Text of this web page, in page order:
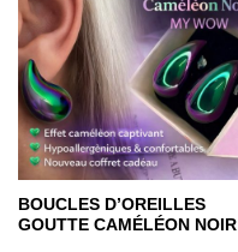
BOUCLES D’OREILLES
GOUTTE CAMÉLÉON NOIR